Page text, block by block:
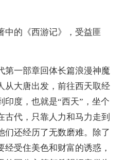
中的《西游记》，受益匪
第一部章回体长篇浪漫神魔
从大唐出发，前往西天取经
印度，也就是“西天”，坐个
古代，只靠人力和马力走到
们还经历了无数磨难。除了
受住美色和财富的诱惑，